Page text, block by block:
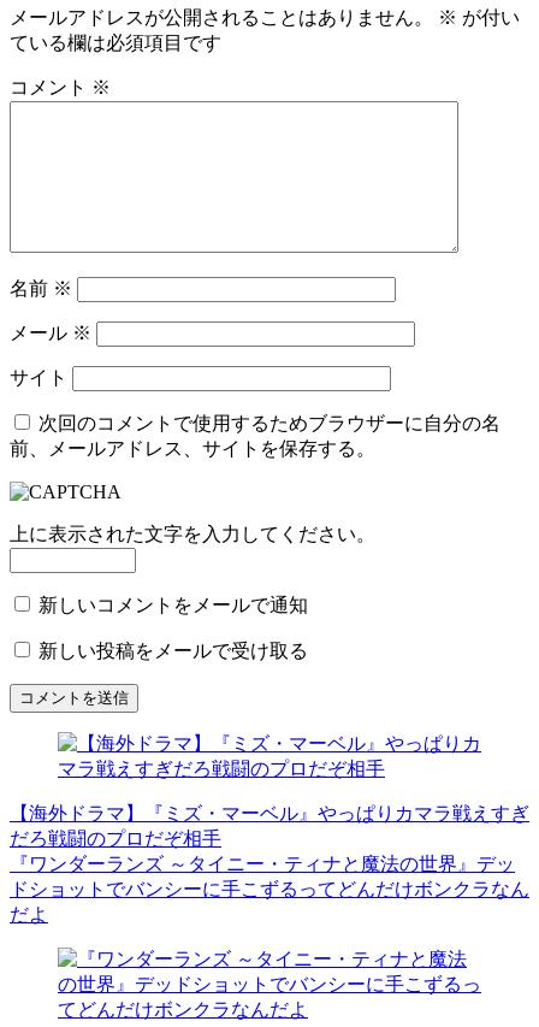
メールアドレスが公開されることはありません。 ※ が付い
ている欄は必須項目です
コメント ※
名前 ※
メール ※
サイト
次回のコメントで使用するためブラウザーに自分の名
前、メールアドレス、サイトを保存する。
上に表示された文字を入力してください。
新しいコメントをメールで通知
新しい投稿をメールで受け取る
【海外ドラマ】『ミズ・マーベル』やっぱりカマラ戦えすぎ
だろ戦闘のプロだぞ相手
『ワンダーランズ ～タイニー・ティナと魔法の世界』デッ
ドショットでバンシーに手こずるってどんだけボンクラなん
だよ